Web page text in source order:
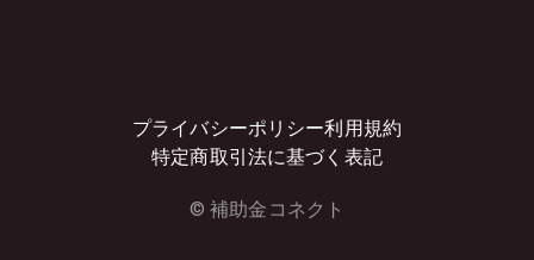
プライバシーポリシー利用規約
特定商取引法に基づく表記
© 補助金コネクト